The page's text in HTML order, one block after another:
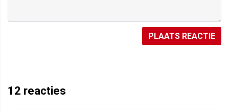
PLAATS REACTIE
12 reacties